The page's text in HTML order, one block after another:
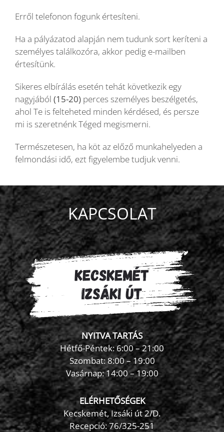
Erről telefonon fogunk értesíteni.
Ha a pályázatod alapján nem tudunk sort keríteni a
személyes találkozóra, akkor pedig e-mailben
értesítünk.
Sikeres elbírálás esetén tehát következik egy
nagyjából (15-20)perces személyes beszélgetés,
ahol Te is felteheted minden kérdésed, és persze
mi is szeretnénk Téged megismerni.
Természetesen, ha köt az előző munkahelyeden a
felmondási idő, ezt figyelembe tudjuk venni.
KAPCSOLAT
NYITVA TARTÁS
Hétfő-Péntek: 6:00 – 21:00
Szombat: 8:00 – 19:00
Vasárnap: 14:00 – 19:00
ELÉRHETŐSÉGEK
Kecskemét, Izsáki út 2/D.
Recepció:76/325-251